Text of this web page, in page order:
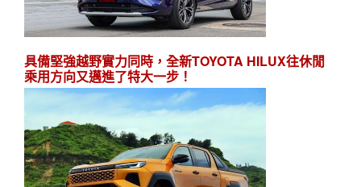
具備堅強越野實力同時，全新TOYOTA HILUX往休閒
乘用方向又邁進了特大一步！